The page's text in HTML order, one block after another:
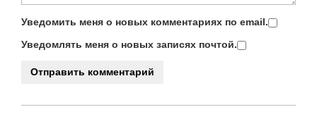
Уведомить меня о новых комментариях по email.
Уведомлять меня о новых записях почтой.